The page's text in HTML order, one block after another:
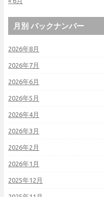
月別 バックナンバー
2026年8月
2026年7月
2026年6月
2026年5月
2026年4月
2026年3月
2026年2月
2026年1月
2025年12月